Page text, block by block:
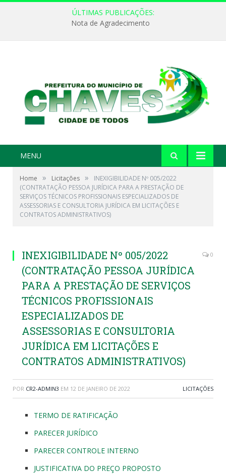
ÚLTIMAS PUBLICAÇÕES:
Nota de Agradecimento
MENU
Home » Licitações »
INEXIGIBILIDADE Nº 005/2022
(CONTRATAÇÃO PESSOA JURÍDICA PARA A PRESTAÇÃO DE
SERVIÇOS TÉCNICOS PROFISSIONAIS ESPECIALIZADOS DE
ASSESSORIAS E CONSULTORIA JURÍDICA EM LICITAÇÕES E
CONTRATOS ADMINISTRATIVOS)
INEXIGIBILIDADE Nº 005/2022
(CONTRATAÇÃO PESSOA JURÍDICA
PARA A PRESTAÇÃO DE SERVIÇOS
TÉCNICOS PROFISSIONAIS
ESPECIALIZADOS DE
ASSESSORIAS E CONSULTORIA
JURÍDICA EM LICITAÇÕES E
CONTRATOS ADMINISTRATIVOS)
0
POR CR2-ADMIN3 EM 12 DE JANEIRO DE 2022 LICITAÇÕES
TERMO DE RATIFICAÇÃO
PARECER JURÍDICO
PARECER CONTROLE INTERNO
JUSTIFICATIVA DO PREÇO PROPOSTO